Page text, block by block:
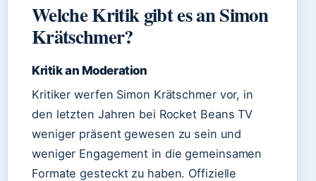
Welche Kritik gibt es an Simon
Krätschmer?
Kritik an Moderation
Kritiker werfen Simon Krätschmer vor, in
den letzten Jahren bei Rocket Beans TV
weniger präsent gewesen zu sein und
weniger Engagement in die gemeinsamen
Formate gesteckt zu haben. Offizielle